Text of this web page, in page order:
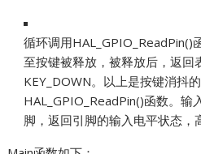
循环调用HAL_GPIO_ReadPin()
至按键被释放，被释放后，返回
KEY_DOWN。以上是按键消抖
HAL_GPIO_ReadPin()函数。输
脚，返回引脚的输入电平状态，